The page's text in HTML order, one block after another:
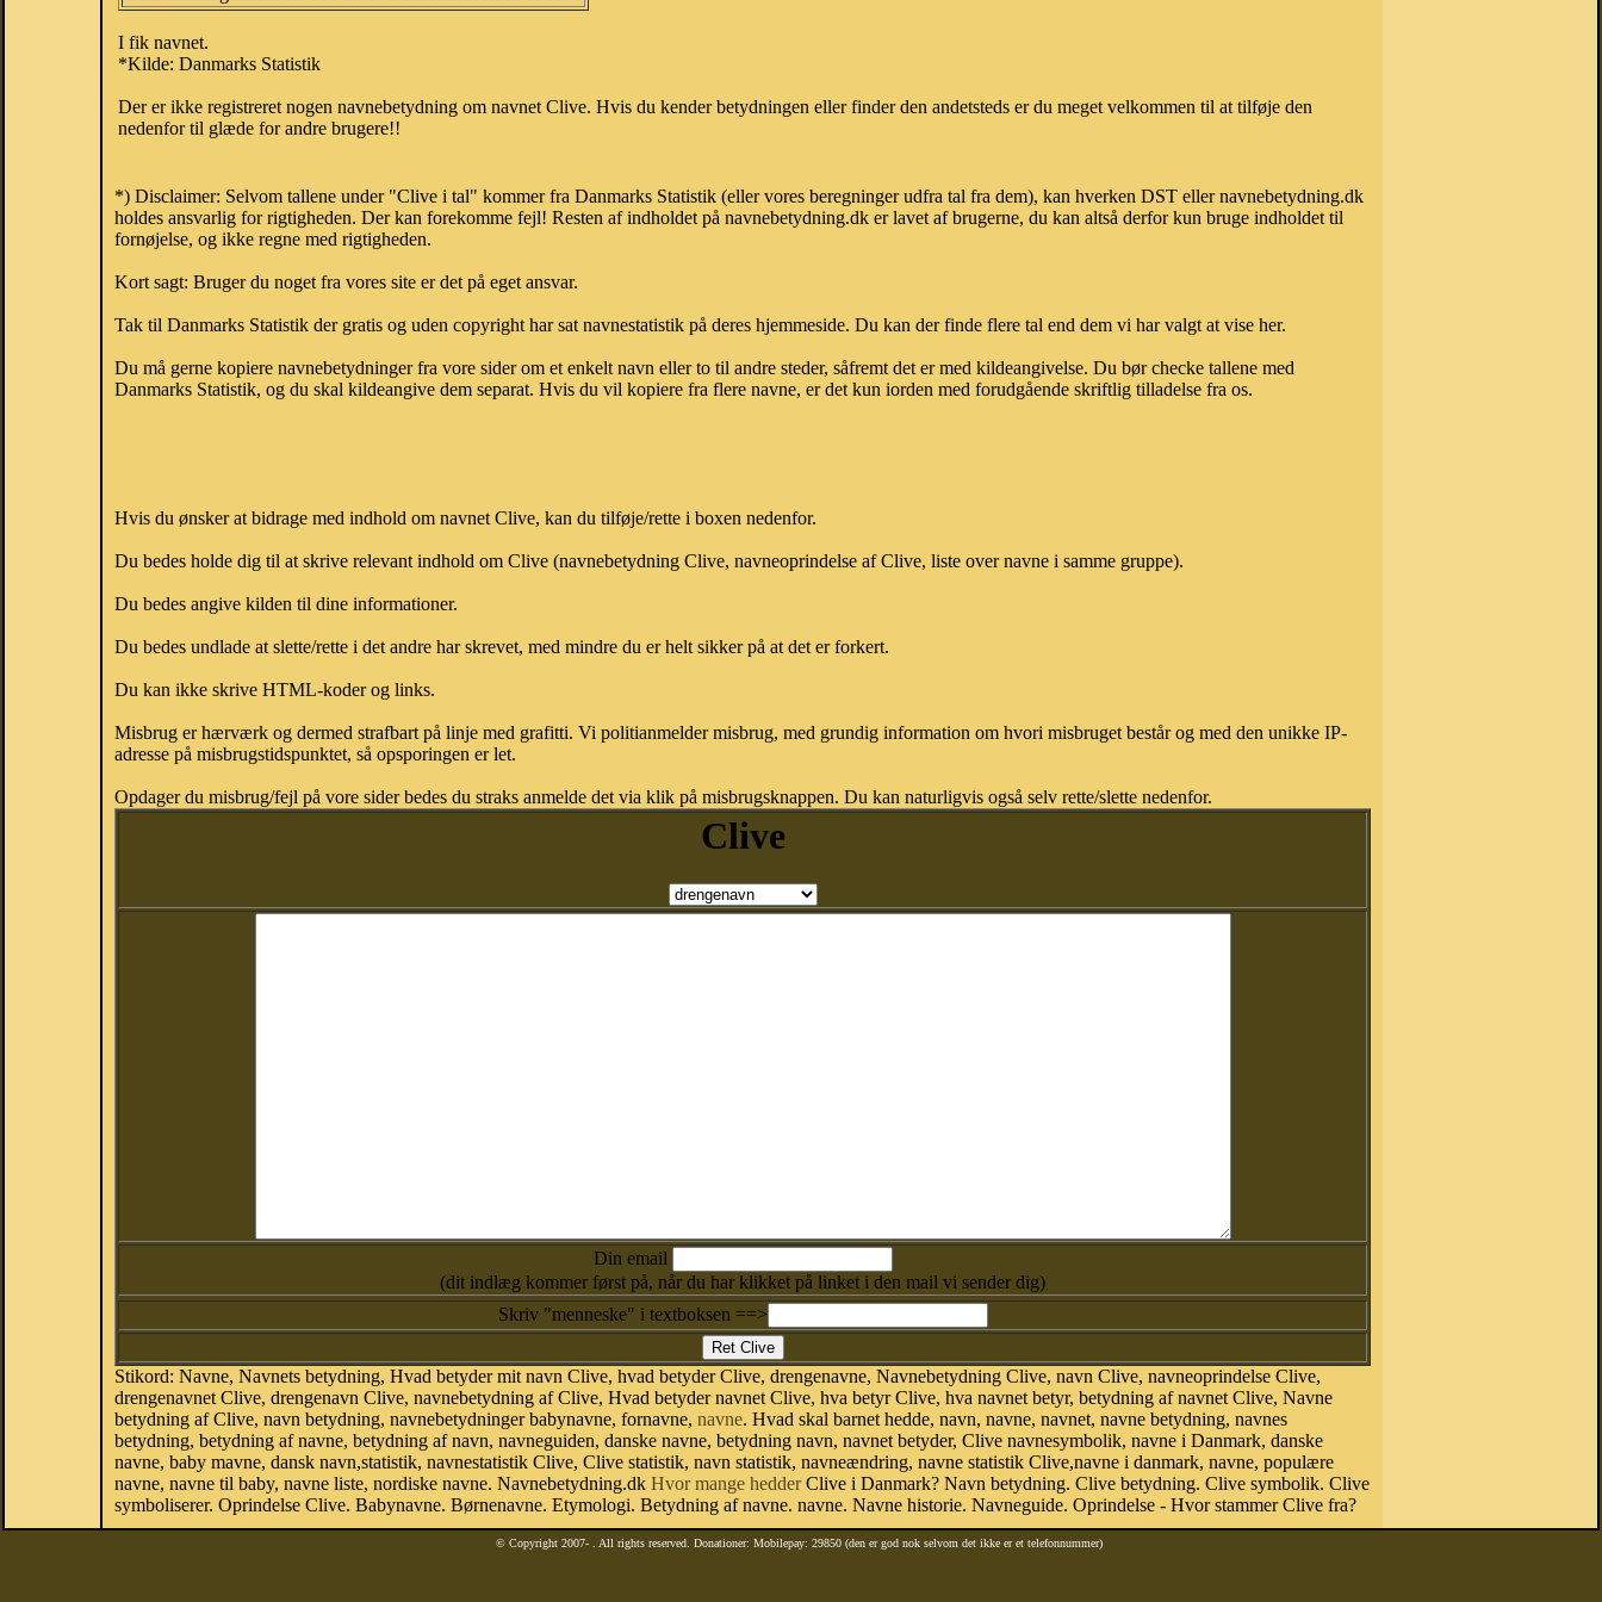
I fik navnet.
*Kilde: Danmarks Statistik
Der er ikke registreret nogen navnebetydning om navnet Clive. Hvis du kender betydningen eller finder den andetsteds er du meget velkommen til at tilføje den
nedenfor til glæde for andre brugere!!
*) Disclaimer: Selvom tallene under "Clive i tal" kommer fra Danmarks Statistik (eller vores beregninger udfra tal fra dem), kan hverken DST eller navnebetydning.dk
holdes ansvarlig for rigtigheden. Der kan forekomme fejl! Resten af indholdet på navnebetydning.dk er lavet af brugerne, du kan altså derfor kun bruge indholdet til
fornøjelse, og ikke regne med rigtigheden.
Kort sagt: Bruger du noget fra vores site er det på eget ansvar.
Tak til Danmarks Statistik der gratis og uden copyright har sat navnestatistik på deres hjemmeside. Du kan der finde flere tal end dem vi har valgt at vise her.
Du må gerne kopiere navnebetydninger fra vore sider om et enkelt navn eller to til andre steder, såfremt det er med kildeangivelse. Du bør checke tallene med
Danmarks Statistik, og du skal kildeangive dem separat. Hvis du vil kopiere fra flere navne, er det kun iorden med forudgående skriftlig tilladelse fra os.
Hvis du ønsker at bidrage med indhold om navnet Clive, kan du tilføje/rette i boxen nedenfor.
Du bedes holde dig til at skrive relevant indhold om Clive (navnebetydning Clive, navneoprindelse af Clive, liste over navne i samme gruppe).
Du bedes angive kilden til dine informationer.
Du bedes undlade at slette/rette i det andre har skrevet, med mindre du er helt sikker på at det er forkert.
Du kan ikke skrive HTML-koder og links.
Misbrug er hærværk og dermed strafbart på linje med grafitti. Vi politianmelder misbrug, med grundig information om hvori misbruget består og med den unikke IP-
adresse på misbrugstidspunktet, så opsporingen er let.
Opdager du misbrug/fejl på vore sider bedes du straks anmelde det via klik på misbrugsknappen. Du kan naturligvis også selv rette/slette nedenfor.
Clive
Din email
(dit indlæg kommer først på, når du har klikket på linket i den mail vi sender dig)
Skriv "menneske" i textboksen ==>
Stikord: Navne, Navnets betydning, Hvad betyder mit navn Clive, hvad betyder Clive, drengenavne, Navnebetydning Clive, navn Clive, navneoprindelse Clive,
drengenavnet Clive, drengenavn Clive, navnebetydning af Clive, Hvad betyder navnet Clive, hva betyr Clive, hva navnet betyr, betydning af navnet Clive, Navne
betydning af Clive, navn betydning, navnebetydninger babynavne, fornavne, navne. Hvad skal barnet hedde, navn, navne, navnet, navne betydning, navnes
betydning, betydning af navne, betydning af navn, navneguiden, danske navne, betydning navn, navnet betyder, Clive navnesymbolik, navne i Danmark, danske
navne, baby mavne, dansk navn,statistik, navnestatistik Clive, Clive statistik, navn statistik, navneændring, navne statistik Clive,navne i danmark, navne, populære
navne, navne til baby, navne liste, nordiske navne. Navnebetydning.dk Hvor mange hedderClive i Danmark? Navn betydning. Clive betydning. Clive symbolik. Clive
symboliserer. Oprindelse Clive. Babynavne. Børnenavne. Etymologi. Betydning af navne. navne. Navne historie. Navneguide. Oprindelse - Hvor stammer Clive fra?
© Copyright 2007- . All rights reserved. Donationer: Mobilepay: 29850 (den er god nok selvom det ikke er et telefonnummer)